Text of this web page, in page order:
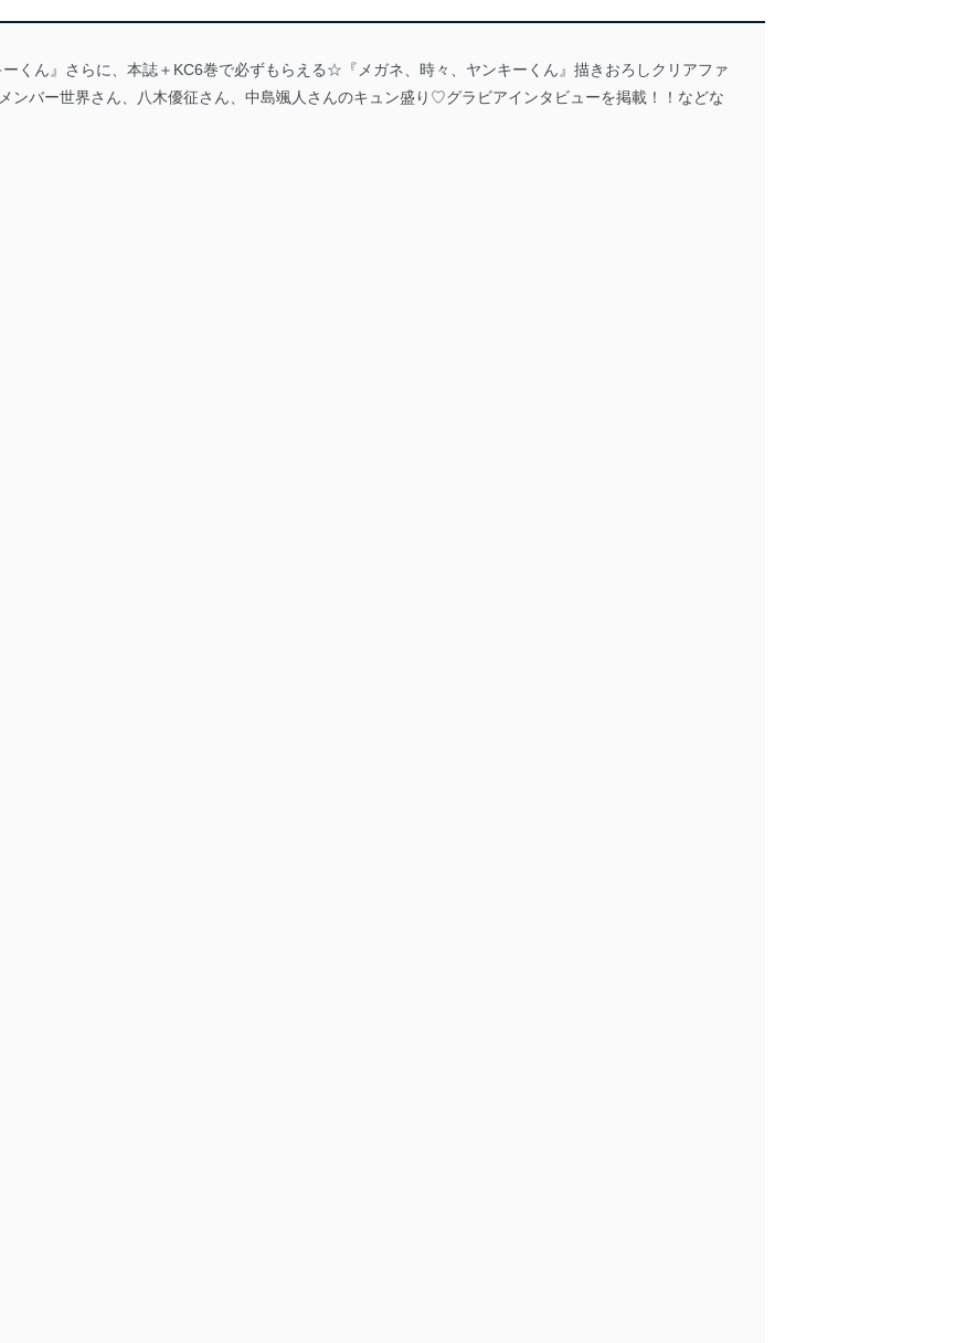
くん』さらに、本誌＋KC6巻で必ずもらえる☆『メガネ、時々、ヤンキーくん』描きおろしクリアファ
ンバー世界さん、八木優征さん、中島颯人さんのキュン盛り♡グラビアインタビューを掲載！！などな